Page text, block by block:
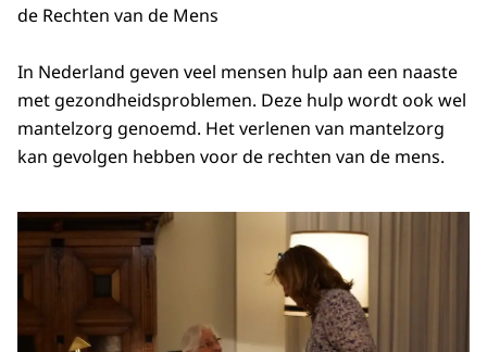
de Rechten van de Mens
In Nederland geven veel mensen hulp aan een naaste
met gezondheidsproblemen. Deze hulp wordt ook wel
mantelzorg genoemd. Het verlenen van mantelzorg
kan gevolgen hebben voor de rechten van de mens.